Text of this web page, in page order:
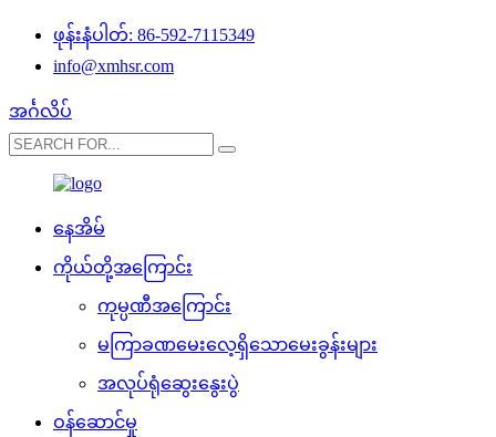
ဖုန်းနံပါတ်: 86-592-7115349
info@xmhsr.com
အင်္ဂလိပ်
နေအိမ်
ကိုယ်တို့အကြောင်း
ကုမ္ပဏီအကြောင်း
မကြာခဏမေးလေ့ရှိသောမေးခွန်းများ
အလုပ်ရုံဆွေးနွေးပွဲ
ဝန်ဆောင်မှု